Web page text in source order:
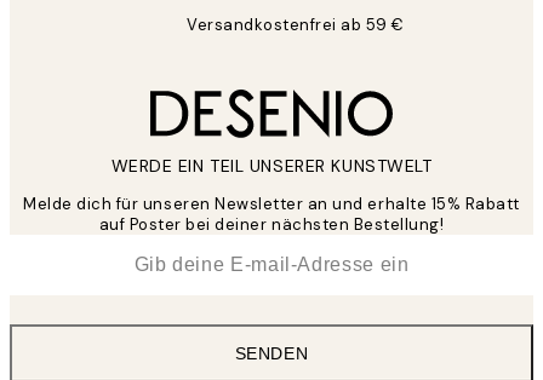
Versandkostenfrei ab 59 €
WERDE EIN TEIL UNSERER KUNSTWELT
Melde dich für unseren Newsletter an und erhalte 15% Rabatt
auf Poster bei deiner nächsten Bestellung!
SENDEN